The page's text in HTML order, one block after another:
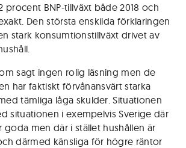
procent BNP-tillväxt både 2018 och
Den största enskilda förklaringen
stark konsumtionstillväxt drivet av
sagt ingen rolig läsning men de
har faktiskt förvånansvärt starka
tämliga låga skulder. Situationen
situationen i exempelvis Sverige där
goda men där i stället hushållen är
därmed känsliga för högre räntor